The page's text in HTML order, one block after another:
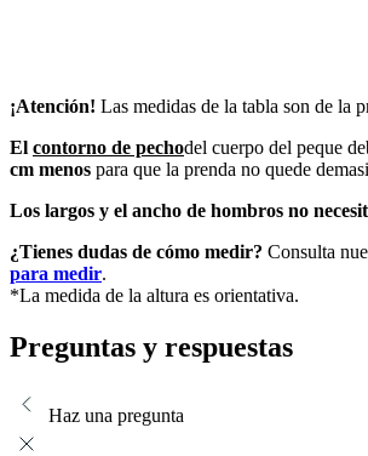
¡Atención! Las medidas de la tabla son de la
El contorno de pechodel cuerpo del peque
cm menos para que la prenda no quede
Los largos y el ancho de hombros no
¿Tienes dudas de cómo medir? Consulta
para medir.
*La medida de la altura es orientativa.
Preguntas y respuestas
Haz una pregunta